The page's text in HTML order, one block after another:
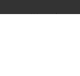
Nápověda